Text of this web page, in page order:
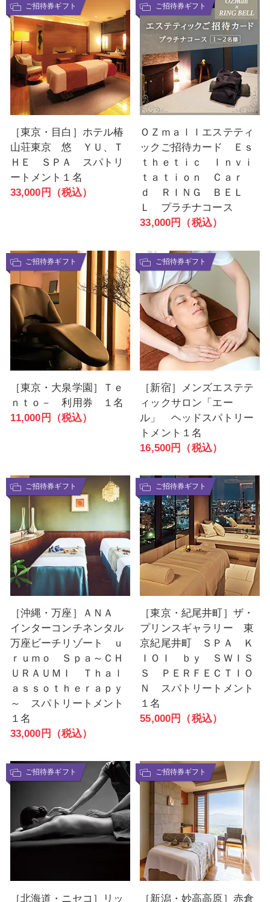
ご招待券ギフト
［東京・目白］ホテル椿
山荘東京 悠 ＹＵ、Ｔ
ＨＥ ＳＰＡ スパトリ
ートメント１名
33,000円（税込）
ご招待券ギフト
ＯＺｍａｌｌエステティ
ックご招待カード Ｅｓ
ｔｈｅｔｉｃ Ｉｎｖｉ
ｔａｔｉｏｎ Ｃａｒ
ｄ ＲＩＮＧ ＢＥＬ
Ｌ プラチナコース
33,000円（税込）
ご招待券ギフト
［東京・大泉学園］Ｔｅ
ｎｔｏ－ 利用券 １名
11,000円（税込）
ご招待券ギフト
［新宿］メンズエステテ
ィックサロン「エー
ル」 ヘッドスパトリー
トメント１名
16,500円（税込）
ご招待券ギフト
［沖縄・万座］ＡＮＡ
インターコンチネンタル
万座ビーチリゾート ｕ
ｒｕｍｏ Ｓｐａ～ＣＨ
ＵＲＡＵＭＩ Ｔｈａｌ
ａｓｓｏｔｈｅｒａｐｙ
～ スパトリートメント
１名
33,000円（税込）
ご招待券ギフト
［東京・紀尾井町］ザ・
プリンスギャラリー 東
京紀尾井町 ＳＰＡ Ｋ
ＩＯＩ ｂｙ ＳＷＩＳ
Ｓ ＰＥＲＦＥＣＴＩＯ
Ｎ スパトリートメント
１名
55,000円（税込）
ご招待券ギフト
［北海道・ニセコ］リッ
ご招待券ギフト
［新潟・妙高高原］赤倉